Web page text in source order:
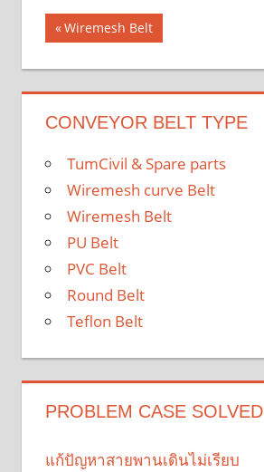
แนะแนว
เรื่อง
Previous
Post:
Wiremesh Belt
CONVEYOR BELT TYPE
TumCivil & Spare parts
Wiremesh curve Belt
Wiremesh Belt
PU Belt
PVC Belt
Round Belt
Teflon Belt
PROBLEM CASE SOLVED
แก้ปัญหาสายพานเดินไม่เรียบ